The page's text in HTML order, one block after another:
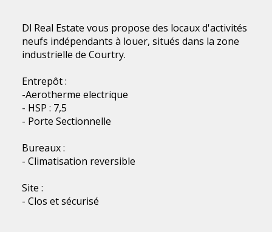
Dl Real Estate vous propose des locaux d'activités
neufs indépendants à louer, situés dans la zone
industrielle de Courtry.
Entrepôt :
-Aerotherme electrique
- HSP : 7,5
- Porte Sectionnelle
Bureaux :
- Climatisation reversible
Site :
- Clos et sécurisé